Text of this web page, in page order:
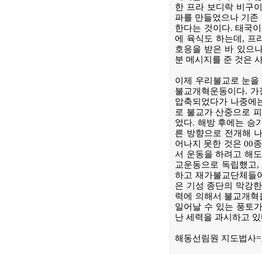
한 프라 보디락 비구
파를 만들었으나 기
한다는 것이다. 태국
에 육식도 하는데, 프
호응을 받은 바 있으
분 메시지를 준 것은
이제 우리불교로 눈
불교개혁운동이다.
압축되었다가 나중에
로 불교가 산중으로
었다. 해방 후에는 승
른 방향으로 전개해
어나지 못한 것은 00
서 운동을 하려고 해
교운동으로 독립했고
하고 재가불교단체들
은 기성 종단의 막강
력에 의해서 불교개
일어날 수 있는 풍토
난 세력을 과시하고
해동선림원 지도법사